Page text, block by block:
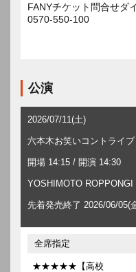
FANYチケット問合せダ
0570-550-100
公演
2026/07/11(土)
六本木お笑いコントライブ
開場 14:15 / 開演 14:30
YOSHIMOTO
先着発売終了 2026/06/05(
全席指定
★★★★★【高校